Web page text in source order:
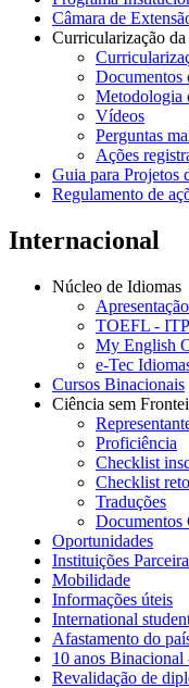
Câmara de
Curricularização da
Documentos
Metodologia
Vídeos
Perguntas
Ações
Guia para Projetos
Regulamento de
Internacional
Núcleo de Idiomas
Apresentação
TOEFL - ITP
My English
e-Tec
Cursos Binacionais
Ciência sem
Proficiência
Checklist
Checklist
Traduções
Documentos
Oportunidades
Instituições
Mobilidade
Informações úteis
International
Afastamento do
10 anos
Revalidação de